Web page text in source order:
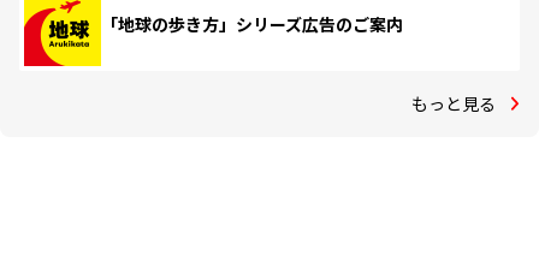
「地球の歩き方」シリーズ広告のご案内
もっと見る